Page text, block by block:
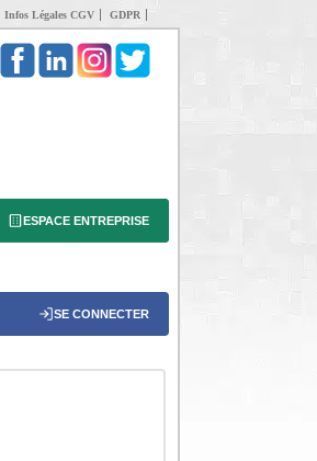
Infos Légales CGV GDPR
ESPACE ENTREPRISE
SE CONNECTER